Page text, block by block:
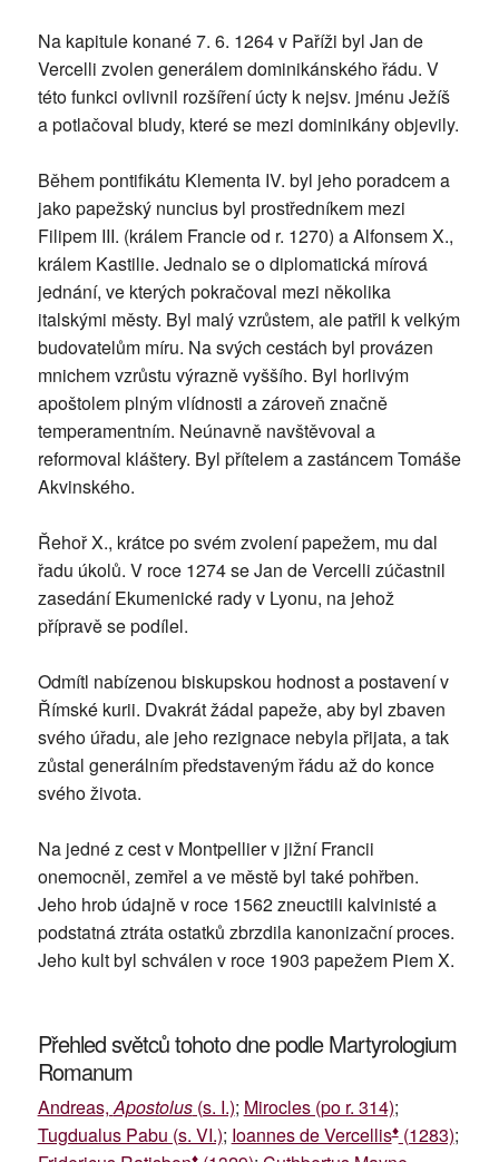
Na kapitule konané 7. 6. 1264 v Paříži byl Jan de
Vercelli zvolen generálem dominikánského řádu. V
této funkci ovlivnil rozšíření úcty k nejsv. jménu Ježíš
a potlačoval bludy, které se mezi dominikány objevily.
Během pontifikátu Klementa IV. byl jeho poradcem a
jako papežský nuncius byl prostředníkem mezi
Filipem III. (králem Francie od r. 1270) a Alfonsem X.,
králem Kastilie. Jednalo se o diplomatická mírová
jednání, ve kterých pokračoval mezi několika
italskými městy. Byl malý vzrůstem, ale patřil k velkým
budovatelům míru. Na svých cestách byl provázen
mnichem vzrůstu výrazně vyššího. Byl horlivým
apoštolem plným vlídnosti a zároveň značně
temperamentním. Neúnavně navštěvoval a
reformoval kláštery. Byl přítelem a zastáncem Tomáše
Akvinského.
Řehoř X., krátce po svém zvolení papežem, mu dal
řadu úkolů. V roce 1274 se Jan de Vercelli zúčastnil
zasedání Ekumenické rady v Lyonu, na jehož
přípravě se podílel.
Odmítl nabízenou biskupskou hodnost a postavení v
Římské kurii. Dvakrát žádal papeže, aby byl zbaven
svého úřadu, ale jeho rezignace nebyla přijata, a tak
zůstal generálním představeným řádu až do konce
svého života.
Na jedné z cest v Montpellier v jižní Francii
onemocněl, zemřel a ve městě byl také pohřben.
Jeho hrob údajně v roce 1562 zneuctili kalvinisté a
podstatná ztráta ostatků zbrzdila kanonizační proces.
Jeho kult byl schválen v roce 1903 papežem Piem X.
Přehled světců tohoto dne podle Martyrologium
Romanum
Andreas,Apostolus(s. I.); Mirocles (po r. 314);
Tugdualus Pabu (s. VI.); Ioannes de Vercellis♦(1283);
♦